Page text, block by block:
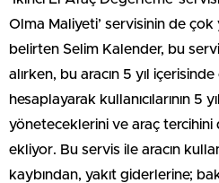
Olma Maliyeti’ servisinin de
belirten Selim Kalender, bu
alırken, bu aracın 5 yıl
hesaplayarak kullanıcılarının 5
yöneteceklerini ve araç tercihini
ekliyor. Bu servis ile aracın
kaybından, yakıt giderlerine;